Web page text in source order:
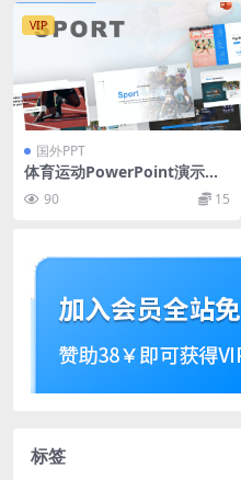
VIP
国外PPT
体育运动PowerPoint演示文
稿模板 Sport PowerPoint Te
mplate
90 15
标签